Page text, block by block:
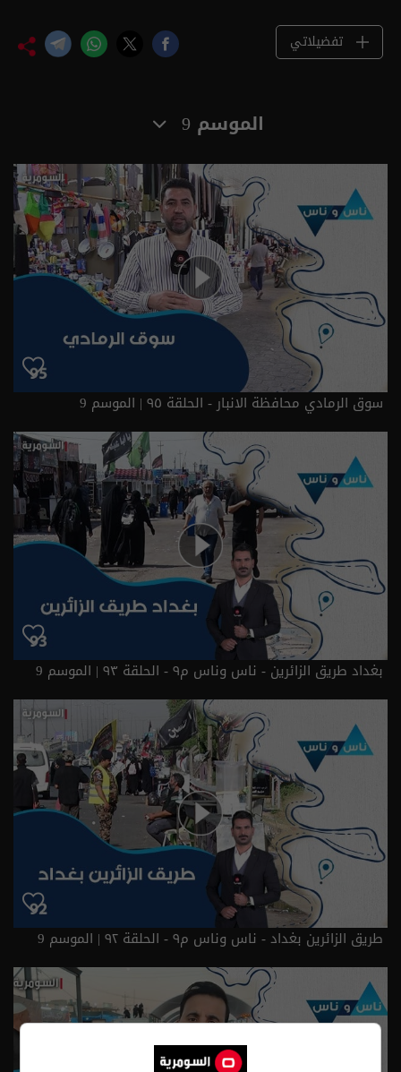
تفضيلاتي
الموسم 9
سوق الرمادي محافظة الانبار - الحلقة ٩٥ | الموسم 9
بغداد طريق الزائرين - ناس وناس م٩ - الحلقة ٩٣ | الموسم 9
طريق الزائرين بغداد - ناس وناس م٩ - الحلقة ٩٢ | الموسم 9